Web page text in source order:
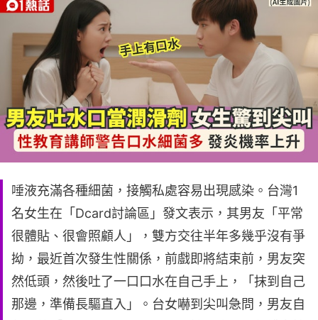
唾液充滿各種細菌，接觸私處容易出現感染。台灣1
名女生在「Dcard討論區」發文表示，其男友「平常
很體貼、很會照顧人」，雙方交往半年多幾乎沒有爭
拗，最近首次發生性關係，前戲即將結束前，男友突
然低頭，然後吐了一口口水在自己手上，「抹到自己
那邊，準備長驅直入」。台女嚇到尖叫急問，男友自